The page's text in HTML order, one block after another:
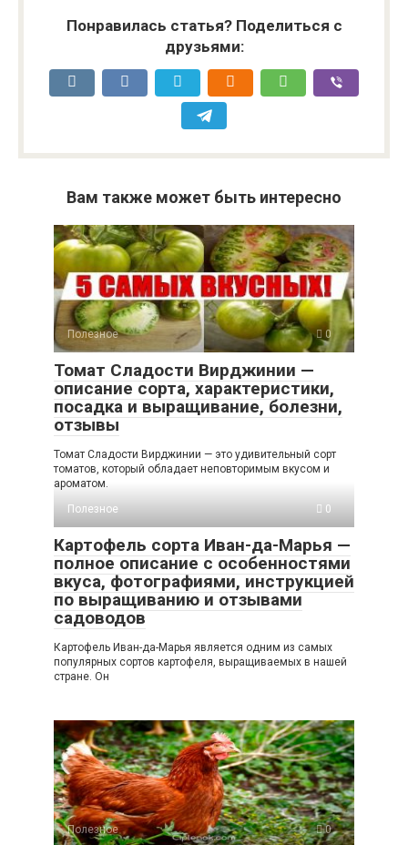
Понравилась статья? Поделиться с
друзьями:
Вам также может быть интересно
Полезное 0
Томат Сладости Вирджинии —
описание сорта, характеристики,
посадка и выращивание, болезни,
отзывы
Томат Сладости Вирджинии — это удивительный сорт
томатов, который обладает неповторимым вкусом и
ароматом.
Полезное
0
Картофель сорта Иван-да-Марья —
полное описание с особенностями
вкуса, фотографиями, инструкцией
по выращиванию и отзывами
садоводов
Картофель Иван-да-Марья является одним из самых
популярных сортов картофеля, выращиваемых в нашей
стране. Он
Полезное 0